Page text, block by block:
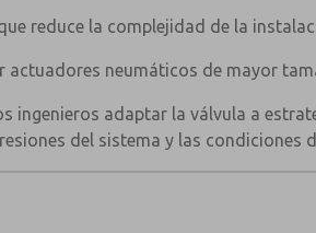
reduce la complejidad de la
neumáticos de mayor
ingenieros adaptar la válvula a
del sistema y las condiciones